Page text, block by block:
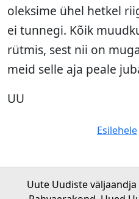
oleksime ühel hetkel
ei tunnegi. Kõik
rütmis, sest nii on
meid selle aja peale
UU
Esilehele
Uute Uudiste